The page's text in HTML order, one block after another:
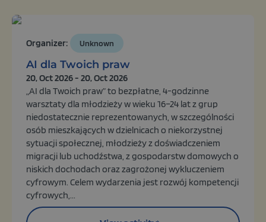
Organizer: Unknown
AI dla Twoich praw
20, Oct 2026 - 20, Oct 2026
„AI dla Twoich praw” to bezpłatne, 4-godzinne
warsztaty dla młodzieży w wieku 16–24 lat z grup
niedostatecznie reprezentowanych, w szczególności
osób mieszkających w dzielnicach o niekorzystnej
sytuacji społecznej, młodzieży z doświadczeniem
migracji lub uchodźstwa, z gospodarstw domowych o
niskich dochodach oraz zagrożonej wykluczeniem
cyfrowym. Celem wydarzenia jest rozwój kompetencji
cyfrowych,...